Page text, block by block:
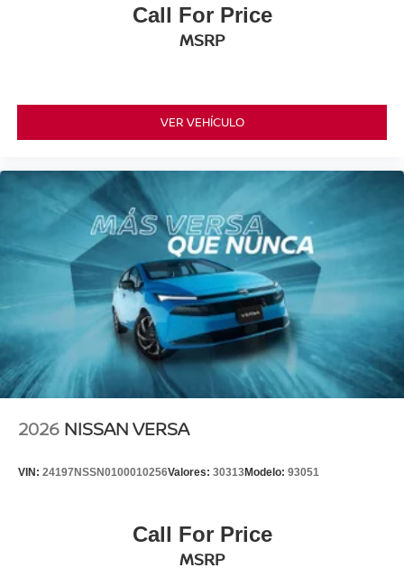
Call For Price
MSRP
VER VEHÍCULO
2026 NISSAN VERSA
VIN: 24197NSSN0100010256Valores: 30313Modelo: 93051
Call For Price
MSRP